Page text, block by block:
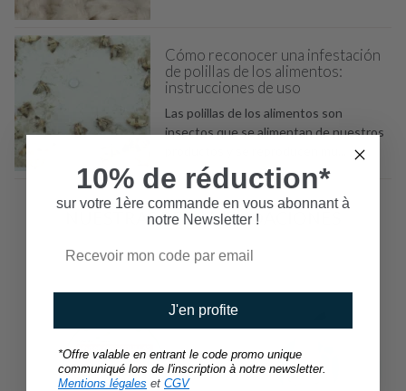
Cómo reconocer una infestación
de polillas de los alimentos:
instrucciones de uso
Las polillas de los alimentos son
insectos que se alimentan de nuestros
NUESTRAS RECOMENDACIONES
10% de réduction*
sur votre 1ère commande en vous abonnant à
notre Newsletter !
J'en profite
*Offre valable en entrant le code promo unique
communiqué lors de l'inscription à notre newsletter.
Mentions légales et CGV